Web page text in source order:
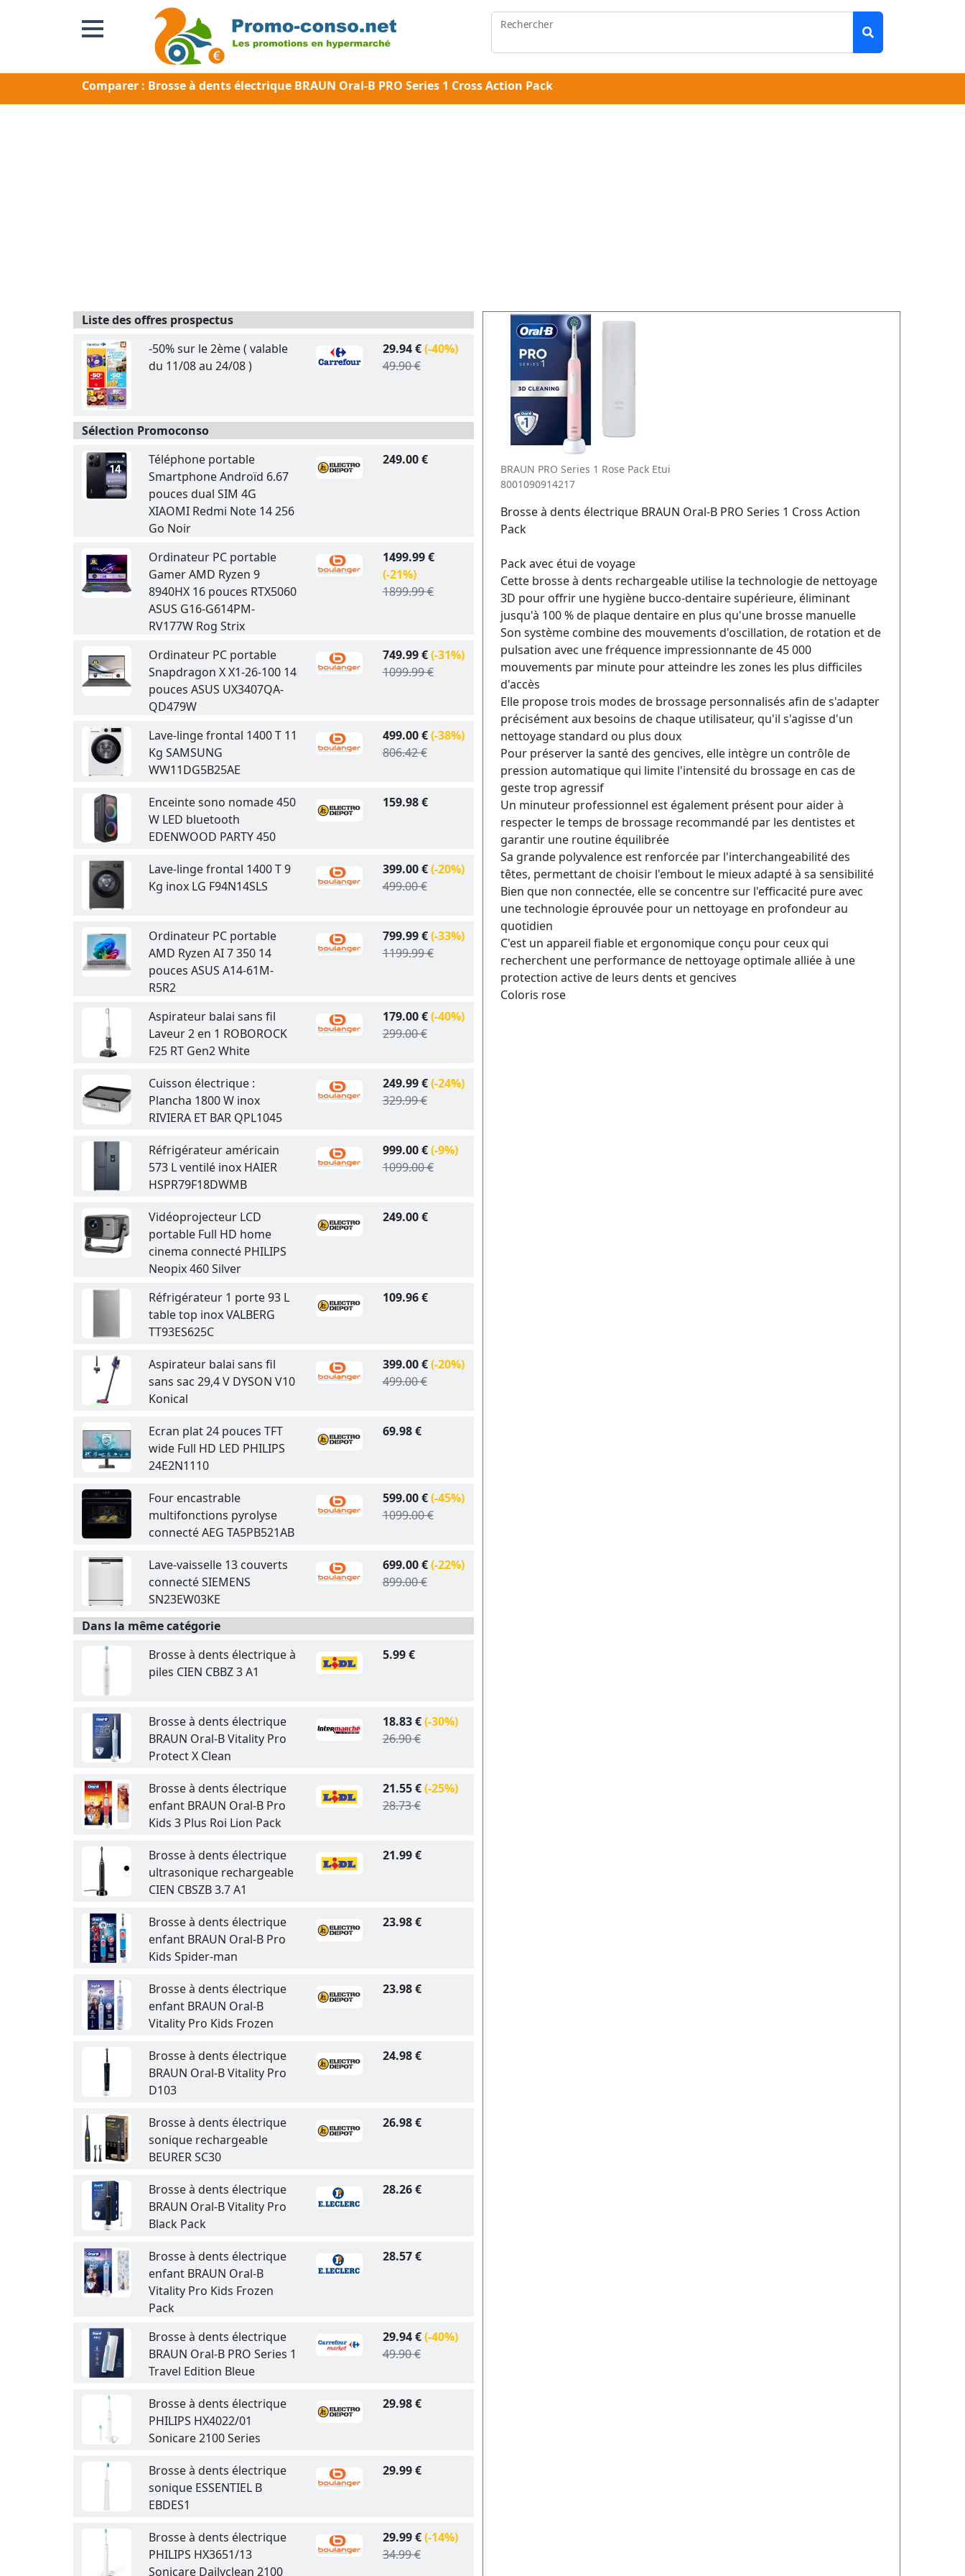
Rechercher
Comparer : Brosse à dents électrique BRAUN Oral-B PRO Series 1 Cross Action Pack
Liste des offres prospectus
-50% sur le 2ème ( valable
du 11/08 au 24/08 )
29.94 €(-40%)
49.90 €
Sélection Promoconso
Téléphone portable
Smartphone Androïd 6.67
pouces dual SIM 4G
XIAOMI Redmi Note 14 256
Go Noir
249.00 €
Ordinateur PC portable
Gamer AMD Ryzen 9
8940HX 16 pouces RTX5060
ASUS G16-G614PM-
RV177W Rog Strix
1499.99 €
(-21%)
1899.99 €
Ordinateur PC portable
Snapdragon X X1-26-100 14
pouces ASUS UX3407QA-
QD479W
749.99 €(-31%)
1099.99 €
Lave-linge frontal 1400 T 11
Kg SAMSUNG
WW11DG5B25AE
499.00 €(-38%)
806.42 €
Enceinte sono nomade 450
W LED bluetooth
EDENWOOD PARTY 450
159.98 €
Lave-linge frontal 1400 T 9
Kg inox LG F94N14SLS
399.00 €(-20%)
499.00 €
Ordinateur PC portable
AMD Ryzen AI 7 350 14
pouces ASUS A14-61M-
R5R2
799.99 €(-33%)
1199.99 €
Aspirateur balai sans fil
Laveur 2 en 1 ROBOROCK
F25 RT Gen2 White
179.00 €(-40%)
299.00 €
Cuisson électrique :
Plancha 1800 W inox
RIVIERA ET BAR QPL1045
249.99 €(-24%)
329.99 €
Réfrigérateur américain
573 L ventilé inox HAIER
HSPR79F18DWMB
999.00 €(-9%)
1099.00 €
Vidéoprojecteur LCD
portable Full HD home
cinema connecté PHILIPS
Neopix 460 Silver
249.00 €
Réfrigérateur 1 porte 93 L
table top inox VALBERG
TT93ES625C
109.96 €
Aspirateur balai sans fil
sans sac 29,4 V DYSON V10
Konical
399.00 €(-20%)
499.00 €
Ecran plat 24 pouces TFT
wide Full HD LED PHILIPS
24E2N1110
69.98 €
Four encastrable
multifonctions pyrolyse
connecté AEG TA5PB521AB
599.00 €(-45%)
1099.00 €
Lave-vaisselle 13 couverts
connecté SIEMENS
SN23EW03KE
699.00 €(-22%)
899.00 €
Dans la même catégorie
Brosse à dents électrique à
piles CIEN CBBZ 3 A1
5.99 €
Brosse à dents électrique
BRAUN Oral-B Vitality Pro
Protect X Clean
18.83 €(-30%)
26.90 €
Brosse à dents électrique
enfant BRAUN Oral-B Pro
Kids 3 Plus Roi Lion Pack
21.55 €(-25%)
28.73 €
Brosse à dents électrique
ultrasonique rechargeable
CIEN CBSZB 3.7 A1
21.99 €
Brosse à dents électrique
enfant BRAUN Oral-B Pro
Kids Spider-man
23.98 €
Brosse à dents électrique
enfant BRAUN Oral-B
Vitality Pro Kids Frozen
23.98 €
Brosse à dents électrique
BRAUN Oral-B Vitality Pro
D103
24.98 €
Brosse à dents électrique
sonique rechargeable
BEURER SC30
26.98 €
Brosse à dents électrique
BRAUN Oral-B Vitality Pro
Black Pack
28.26 €
Brosse à dents électrique
enfant BRAUN Oral-B
Vitality Pro Kids Frozen
Pack
28.57 €
Brosse à dents électrique
BRAUN Oral-B PRO Series 1
Travel Edition Bleue
29.94 €(-40%)
49.90 €
Brosse à dents électrique
PHILIPS HX4022/01
Sonicare 2100 Series
29.98 €
Brosse à dents électrique
sonique ESSENTIEL B
EBDES1
29.99 €
Brosse à dents électrique
PHILIPS HX3651/13
Sonicare Dailyclean 2100
29.99 €(-14%)
34.99 €
BRAUN PRO Series 1 Rose Pack Etui
8001090914217
Brosse à dents électrique BRAUN Oral-B PRO Series 1 Cross Action
Pack
Pack avec étui de voyage
Cette brosse à dents rechargeable utilise la technologie de nettoyage
3D pour offrir une hygiène bucco-dentaire supérieure, éliminant
jusqu'à 100 % de plaque dentaire en plus qu'une brosse manuelle
Son système combine des mouvements d'oscillation, de rotation et de
pulsation avec une fréquence impressionnante de 45 000
mouvements par minute pour atteindre les zones les plus difficiles
d'accès
Elle propose trois modes de brossage personnalisés afin de s'adapter
précisément aux besoins de chaque utilisateur, qu'il s'agisse d'un
nettoyage standard ou plus doux
Pour préserver la santé des gencives, elle intègre un contrôle de
pression automatique qui limite l'intensité du brossage en cas de
geste trop agressif
Un minuteur professionnel est également présent pour aider à
respecter le temps de brossage recommandé par les dentistes et
garantir une routine équilibrée
Sa grande polyvalence est renforcée par l'interchangeabilité des
têtes, permettant de choisir l'embout le mieux adapté à sa sensibilité
Bien que non connectée, elle se concentre sur l'efficacité pure avec
une technologie éprouvée pour un nettoyage en profondeur au
quotidien
C'est un appareil fiable et ergonomique conçu pour ceux qui
recherchent une performance de nettoyage optimale alliée à une
protection active de leurs dents et gencives
Coloris rose